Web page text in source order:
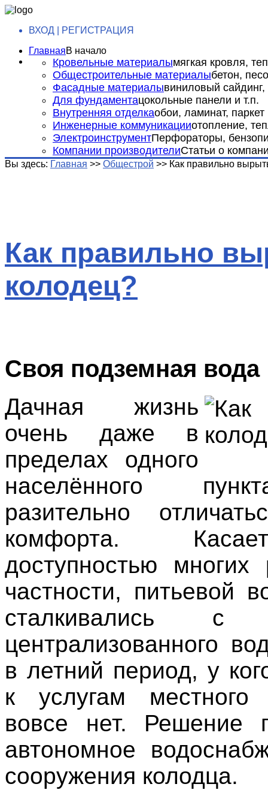
ВХОД | РЕГИСТРАЦИЯ
ГлавнаяВ начало
Кровельные материалымягкая кровля,
Общестроительные материалыбетон,
Фасадные материалывиниловый сайдинг,
Для фундаментацокольные панели и т.п.
Внутренняя отделкаобои, ламинат, паркет
Инженерные коммуникацииотопление,
ЭлектроинструментПерфораторы,
Компании производителиСтатьи о
Вы здесь: Главная >> Общестрой >> Как правильно
Как правильно
колодец?
Своя подземная вода
Дачная жизнь
очень даже в
пределах одного
населённого
разительно
комфорта.
доступностью многих
частности, питьевой
сталкивались с
централизованного
в летний период, у
к услугам местного
вовсе нет. Решение
автономное
сооружения колодца.